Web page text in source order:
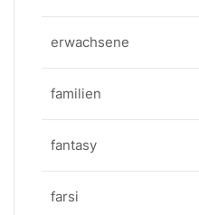
erwachsene
familien
fantasy
farsi